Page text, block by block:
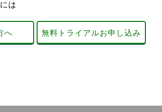
は
へ 無料トライアルお申し込み